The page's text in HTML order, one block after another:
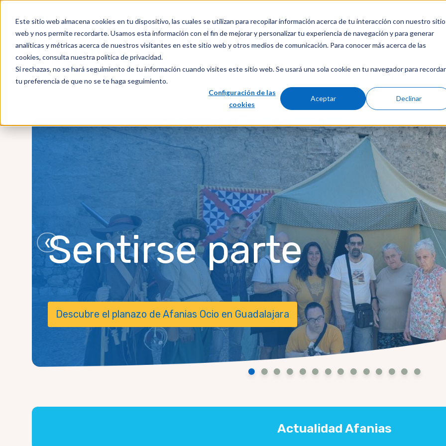
Este sitio web almacena cookies en tu dispositivo, las cuales se utilizan para recopilar información acerca de tu interacción con nuestro sitio
web y nos permite recordarte. Usamos esta información con el fin de mejorar y personalizar tu experiencia de navegación y para generar
analíticas y métricas acerca de nuestros visitantes en este sitio web y otros medios de comunicación. Para conocer más acerca de las
cookies, consulta nuestra política de privacidad.
Si rechazas, no se hará seguimiento de tu información cuando visites este sitio web. Se usará una sola cookie en tu navegador para recordar
tu preferencia de que no se te haga seguimiento.
Configuración de las
cookies
Aceptar Declinar
Trabaja con nosotros ¿Cómo puedo ayudarte?
Quiénes somos Afanias 360 Centros Especiales de Empleo
Sentirse parte
Descubre el planazo de Afanias Ocio en Guadalajara
❮
Actualidad Afanias